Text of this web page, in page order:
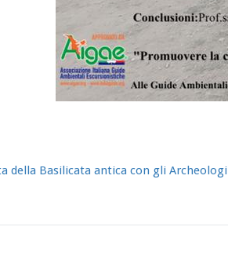
della Basilicata antica con gli Archeologi